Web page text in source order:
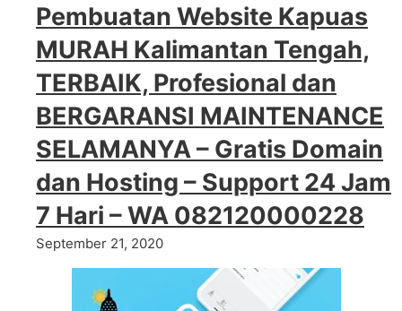
Pembuatan Website Kapuas
MURAH Kalimantan Tengah,
TERBAIK, Profesional dan
BERGARANSI MAINTENANCE
SELAMANYA – Gratis Domain
dan Hosting – Support 24 Jam
7 Hari – WA 082120000228
September 21, 2020